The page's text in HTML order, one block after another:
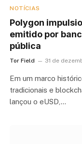
NOTÍCIAS
Polygon
emitido por
pública
Tor Field 31 de
Em um marco
tradicionais e
lançou o eUSD,…